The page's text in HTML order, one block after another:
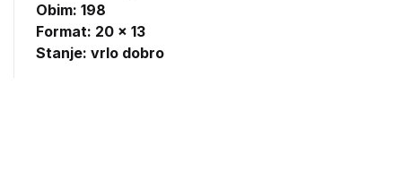
Obim: 198
Format: 20 x 13
Stanje: vrlo dobro